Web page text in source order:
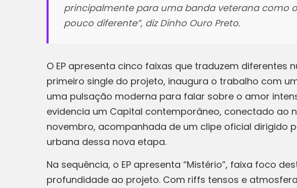
principalmente para uma banda veterana como
pouco diferente”, diz Dinho Ouro Preto.
O EP apresenta cinco faixas que traduzem diferentes
primeiro single do projeto, inaugura o trabalho com
uma pulsação moderna para falar sobre o amor
evidencia um Capital contemporâneo, conectado ao
novembro, acompanhada de um clipe oficial dirigido
urbana dessa nova etapa.
Na sequência, o EP apresenta “Mistério”, faixa foco
profundidade ao projeto. Com riffs tensos e